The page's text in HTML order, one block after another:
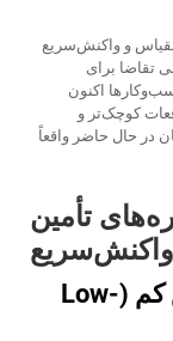
و واکنش‌سریع
تقاضا برای
اکنون
کوچک‌تر و
در حال حاضر واقعاً
تأمین
مکانیزم تولید با حداقل سفارش کم (Low-